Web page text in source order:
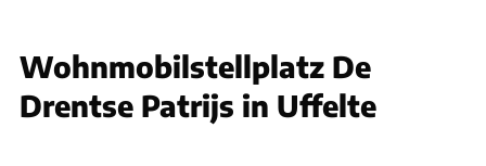
Wohnmobilstellplatz De
Drentse Patrijs in Uffelte